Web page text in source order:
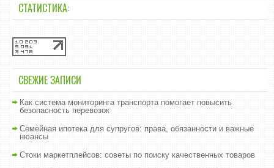
СТАТИСТИКА:
СВЕЖИЕ ЗАПИСИ
Как система мониторинга транспорта помогает повысить
безопасность перевозок
Семейная ипотека для супругов: права, обязанности и важные
нюансы
Стоки маркетплейсов: советы по поиску качественных товаров